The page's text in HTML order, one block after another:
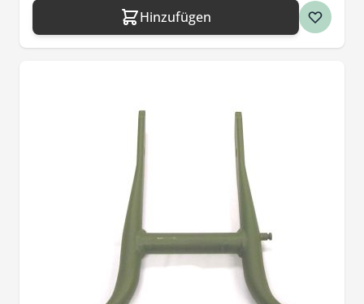
Hinzufügen